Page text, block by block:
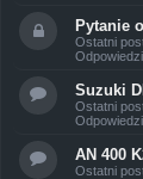
Pytanie
Ostatni
Suzuki
Ostatni
AN 400
Ostatni